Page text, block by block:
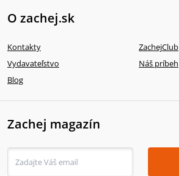
O zachej.sk
Kontakty
ZachejClub
Vydavateľstvo
Náš príbeh
Blog
Zachej magazín